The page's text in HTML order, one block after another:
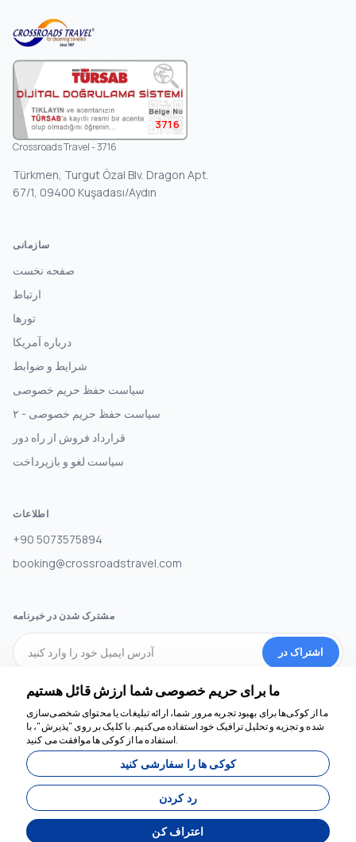
3716
Crossroads Travel - 3716
Türkmen, Turgut Özal Blv. Dragon Apt.
67/1, 09400 Kuşadası/Aydın
سازمانی
صفحه نخست
ارتباط
تورها
درباره آمریکا
شرایط و ضوابط
سیاست حفظ حریم خصوصی
سیاست حفظ حریم خصوصی - ۲
قرارداد فروش از راه دور
سیاست لغو و بازپرداخت
اطلاعات
+90 5073575894
booking@crossroadstravel.com
مشترک شدن در خبرنامه
اشتراک در
رسانه های اجتماعی
ما برای حریم خصوصی شما ارزش قائل هستیم
ما از کوکی‌ها برای بهبود تجربه مرور شما، ارائه تبلیغات یا محتوای شخصی‌سازی
شده و تجزیه و تحلیل ترافیک خود استفاده می‌کنیم. با کلیک بر روی "پذیرش"، با
استفاده ما از کوکی ها موافقت می کنید.
کوکی ها را سفارشی کنید
رد کردن
اعتراف کن